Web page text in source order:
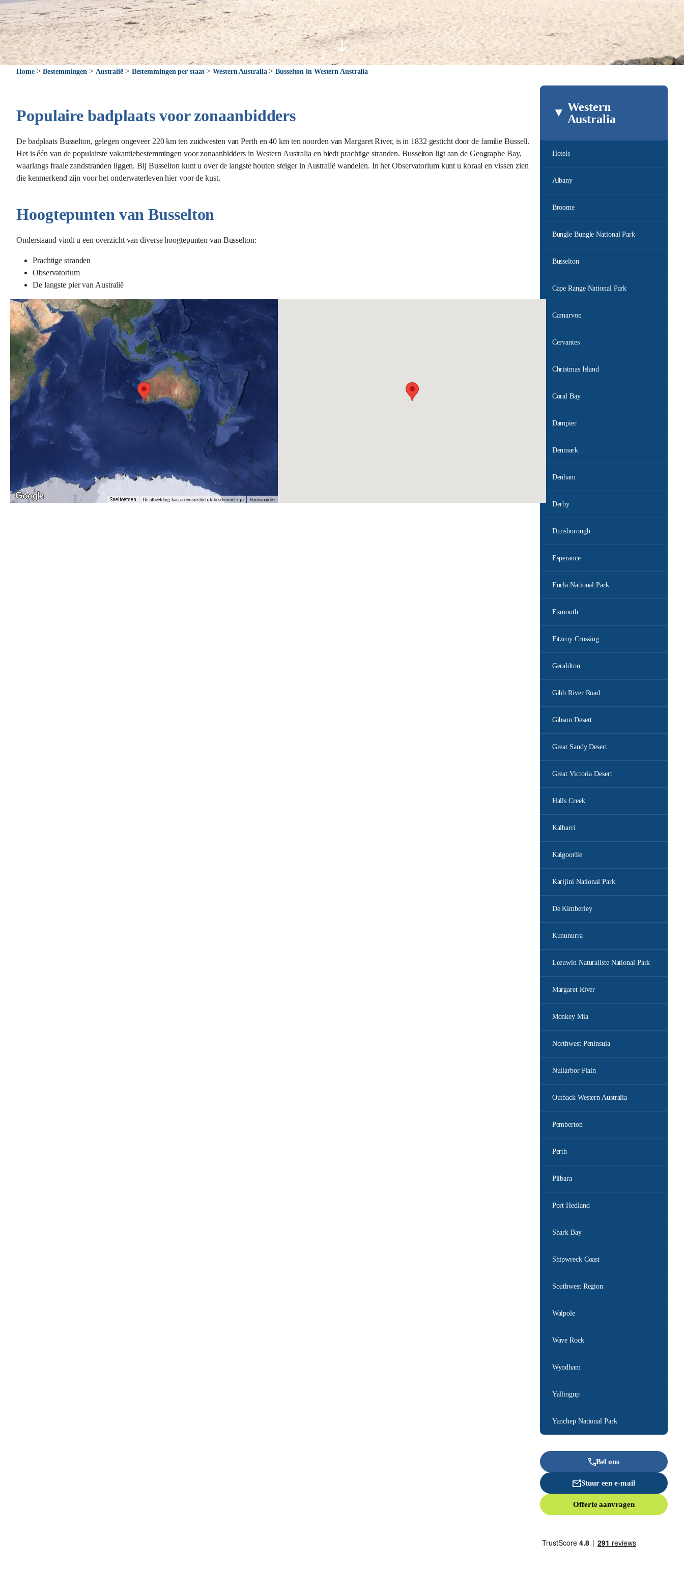
Home>Bestemmingen > Australië> Bestemmingen per staat>Western Australia>Busselton in Western Australia
Western
Australia
Hotels
Albany
Broome
Bungle Bungle National Park
Busselton
Cape Range National Park
Carnarvon
Cervantes
Christmas Island
Coral Bay
Dampier
Denmark
Denham
Derby
Dunsborough
Esperance
Eucla National Park
Exmouth
Fitzroy Crossing
Geraldton
Gibb River Road
Gibson Desert
Great Sandy Desert
Great Victoria Desert
Halls Creek
Kalbarri
Kalgoorlie
Karijini National Park
De Kimberley
Kununurra
Leeuwin Naturaliste National Park
Margaret River
Monkey Mia
Northwest Peninsula
Nullarbor Plain
Outback Western Australia
Pemberton
Perth
Pilbara
Port Hedland
Shark Bay
Shipwreck Coast
Southwest Region
Walpole
Wave Rock
Wyndham
Yallingup
Yanchep National Park
Bel ons
Stuur een e-mail
Offerte aanvragen
Populaire badplaats voor zonaanbidders
De badplaats Busselton, gelegen ongeveer 220 km ten zuidwesten van Perth en 40 km ten noorden van Margaret River, is in 1832 gesticht door de familie Bussell.
Het is één van de populairste vakantiebestemmingen voor zonaanbidders in Western Australia en biedt prachtige stranden. Busselton ligt aan de Geographe Bay,
waarlangs fraaie zandstranden liggen. Bij Busselton kunt u over de langste houten steiger in Australië wandelen. In het Observatorium kunt u koraal en vissen zien
die kenmerkend zijn voor het onderwaterleven hier voor de kust.
Hoogtepunten van Busselton
Onderstaand vindt u een overzicht van diverse hoogtepunten van Busselton:
Prachtige stranden
Observatorium
De langste pier van Australië
Sneltoetsen De afbeelding kan auteursrechtelijk beschermd zijn Voorwaarden